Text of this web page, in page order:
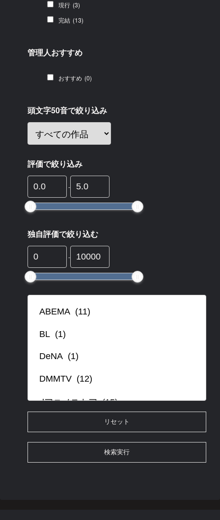
現行 (3)
完結 (13)
管理人おすすめ
おすすめ (0)
頭文字50音で絞り込み
評価で絞り込み
-
独自評価で絞り込む
-